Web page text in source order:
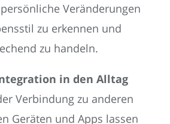
Veränderungen
zu erkennen und
zu handeln.
in den Alltag
Verbindung zu anderen
Geräten und Apps lassen